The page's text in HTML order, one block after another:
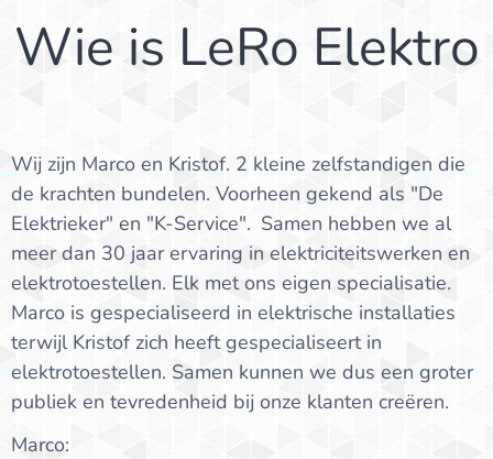
Wie is LeRo Elektro
Wij zijn Marco en Kristof. 2 kleine zelfstandigen die
de krachten bundelen. Voorheen gekend als "De
Elektrieker" en "K-Service". Samen hebben we al
meer dan 30 jaar ervaring in elektriciteitswerken en
elektrotoestellen. Elk met ons eigen specialisatie.
Marco is gespecialiseerd in elektrische installaties
terwijl Kristof zich heeft gespecialiseert in
elektrotoestellen. Samen kunnen we dus een groter
publiek en tevredenheid bij onze klanten creëren.
Marco: